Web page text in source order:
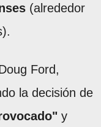
(alrededor
Ford,
la decisión de
y